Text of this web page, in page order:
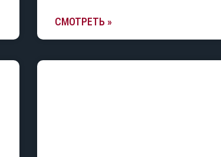
СМОТРЕТЬ »